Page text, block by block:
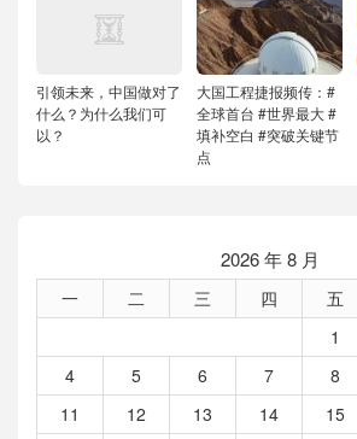
引领未来，中国做对了
什么？为什么我们可
以？
大国工程捷报频传：#
全球首台 #世界最大 #
填补空白 #突破关键节
点
2026 年 8 月
一 二 三 四 五
1
4
5 6 7 8
11
12 13 14 15